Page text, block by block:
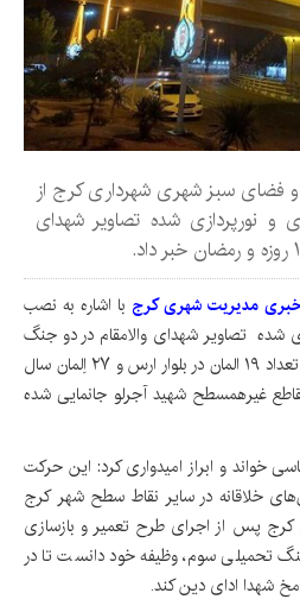
فضای سبز شهری شهرداری کرج از
فلزی و نورپردازی شده تصاویر شهدای
خبری مدیریت شهری کرج با اشاره به نصب
شده تصاویر شهدای والامقام در دو جنگ
اخیر ۱۲ روزه و رمضان، اظهار کرد: تعداد ۱۹ المان در بلوار ارس و ۲۷ اِلمان سال
و ۱۱ عدد در تقاطع غیرهمسطح شهید آجرلو جانمایی شده
خواند و ابراز امیدواری کرد: این حرکت
خلاقانه در سایر نقاط سطح شهر کرج
کرج پس از اجرای طرح تعمیر و بازسازی
تحمیلی سوم، وظیفه خود دانست تا در
شهدا ادای دین کند.